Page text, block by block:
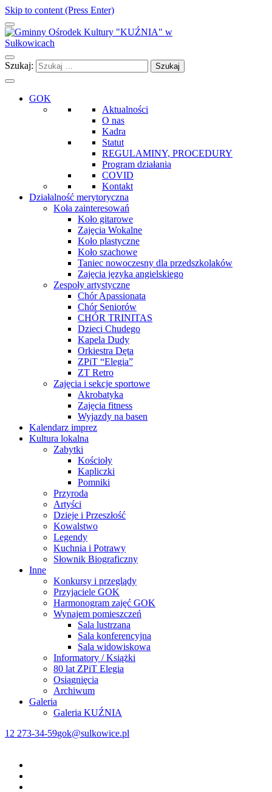
Skip to content (Press Enter)
Gminny Ośrodek Kultury "KUŹNIA" w Sułkowicach
Szukaj:
GOK
Aktualności
O nas
Kadra
Statut
REGULAMINY, PROCEDURY
Program działania
COVID
Kontakt
Działalność merytoryczna
Koła zainteresowań
Koło gitarowe
Zajęcia Wokalne
Koło plastyczne
Koło szachowe
Taniec nowoczesny dla przedszkolaków
Zajęcia języka angielskiego
Zespoły artystyczne
Chór Apassionata
Chór Seniorów
CHÓR TRINITAS
Dzieci Chudego
Kapela Dudy
Orkiestra Dęta
ZPiT “Elegia”
ZT Retro
Zajęcia i sekcje sportowe
Akrobatyka
Zajęcia fitness
Wyjazdy na basen
Kalendarz imprez
Kultura lokalna
Zabytki
Kościoły
Kapliczki
Pomniki
Przyroda
Artyści
Dzieje i Przeszłość
Kowalstwo
Legendy
Kuchnia i Potrawy
Słownik Biograficzny
Inne
Konkursy i przeglądy
Przyjaciele GOK
Harmonogram zajęć GOK
Wynajem pomieszczeń
Sala lustrzana
Sala konferencyjna
Sala widowiskowa
Informatory / Książki
80 lat ZPiT Elegia
Osiągnięcia
Archiwum
Galeria
Galeria KUŹNIA
12 273-34-59gok@sulkowice.pl